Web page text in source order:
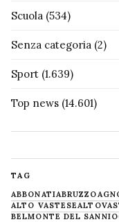
Scuola (534)
Senza categoria (2)
Sport (1.639)
Top news (14.601)
TAG
ABBONATIABRUZZO
ALTO VASTESE
BELMONTE DEL SANNIO